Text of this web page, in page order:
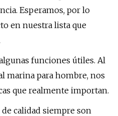
Esperamos, por lo
en nuestra lista que
funciones útiles. Al
marina para hombre, nos
que realmente importan.
calidad siempre son